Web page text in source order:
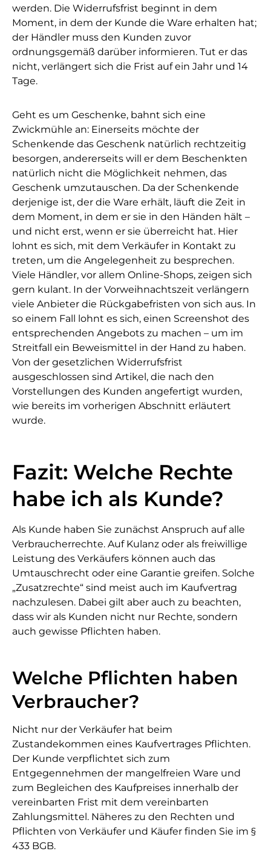
werden. Die Widerrufsfrist beginnt in dem
Moment, in dem der Kunde die Ware erhalten hat;
der Händler muss den Kunden zuvor
ordnungsgemäß darüber informieren. Tut er das
nicht, verlängert sich die Frist auf ein Jahr und 14
Tage.
Geht es um Geschenke, bahnt sich eine
Zwickmühle an: Einerseits möchte der
Schenkende das Geschenk natürlich rechtzeitig
besorgen, andererseits will er dem Beschenkten
natürlich nicht die Möglichkeit nehmen, das
Geschenk umzutauschen. Da der Schenkende
derjenige ist, der die Ware erhält, läuft die Zeit in
dem Moment, in dem er sie in den Händen hält –
und nicht erst, wenn er sie überreicht hat. Hier
lohnt es sich, mit dem Verkäufer in Kontakt zu
treten, um die Angelegenheit zu besprechen.
Viele Händler, vor allem Online-Shops, zeigen sich
gern kulant. In der Vorweihnachtszeit verlängern
viele Anbieter die Rückgabefristen von sich aus. In
so einem Fall lohnt es sich, einen Screenshot des
entsprechenden Angebots zu machen – um im
Streitfall ein Beweismittel in der Hand zu haben.
Von der gesetzlichen Widerrufsfrist
ausgeschlossen sind Artikel, die nach den
Vorstellungen des Kunden angefertigt wurden,
wie bereits im vorherigen Abschnitt erläutert
wurde.
Fazit: Welche Rechte
habe ich als Kunde?
Als Kunde haben Sie zunächst Anspruch auf alle
Verbraucherrechte. Auf Kulanz oder als freiwillige
Leistung des Verkäufers können auch das
Umtauschrecht oder eine Garantie greifen. Solche
„Zusatzrechte“ sind meist auch im Kaufvertrag
nachzulesen. Dabei gilt aber auch zu beachten,
dass wir als Kunden nicht nur Rechte, sondern
auch gewisse Pflichten haben.
Welche Pflichten haben
Verbraucher?
Nicht nur der Verkäufer hat beim
Zustandekommen eines Kaufvertrages Pflichten.
Der Kunde verpflichtet sich zum
Entgegennehmen der mangelfreien Ware und
zum Begleichen des Kaufpreises innerhalb der
vereinbarten Frist mit dem vereinbarten
Zahlungsmittel. Näheres zu den Rechten und
Pflichten von Verkäufer und Käufer finden Sie im §
433 BGB.